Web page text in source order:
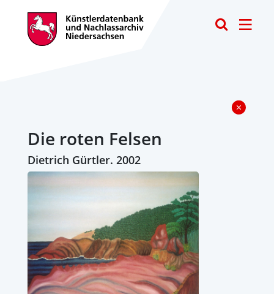
Die roten Felsen
Dietrich Gürtler. 2002